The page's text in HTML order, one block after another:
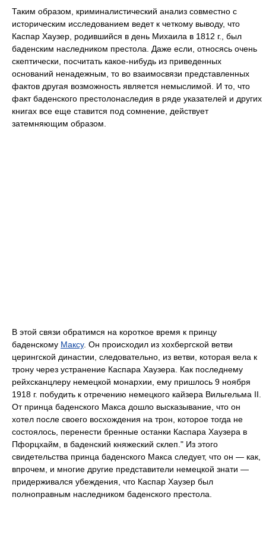
Таким образом, криминалистический анализ совместно с
историческим исследованием ведет к четкому выводу, что
Каспар Хаузер, родившийся в день Михаила в 1812 г., был
баденским наследником престола. Даже если, относясь очень
скептически, посчитать какое-нибудь из приведенных
оснований ненадежным, то во взаимосвязи представленных
фактов другая возможность является немыслимой. И то, что
факт баденского престолонаследия в ряде указателей и других
книгах все еще ставится под сомнение, действует
затемняющим образом.
В этой связи обратимся на короткое время к принцу
баденскому Максу. Он происходил из хохбергской ветви
церингской династии, следовательно, из ветви, которая вела к
трону через устранение Каспара Хаузера. Как последнему
рейхсканцлеру немецкой монархии, ему пришлось 9 ноября
1918 г. побудить к отречению немецкого кайзера Вильгельма II.
От принца баденского Макса дошло высказывание, что он
хотел после своего восхождения на трон, которое тогда не
состоялось, перенести бренные останки Каспара Хаузера в
Пфорцхайм, в баденский княжеский склеп." Из этого
свидетельства принца баденского Макса следует, что он — как,
впрочем, и многие другие представители немецкой знати —
придерживался убеждения, что Каспар Хаузер был
полноправным наследником баденского престола.